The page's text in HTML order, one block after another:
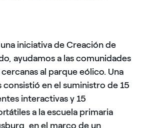
iniciativa de Creación de
ayudamos a las comunidades
al parque eólico. Una
consistió en el suministro de 15
interactivas y 15
a la escuela primaria
en el marco de un